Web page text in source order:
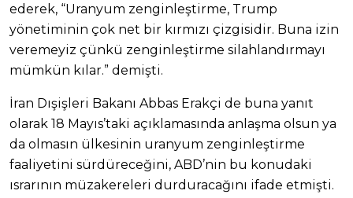
ederek, “Uranyum zenginleştirme, Trump
yönetiminin çok net bir kırmızı çizgisidir. Buna izin
veremeyiz çünkü zenginleştirme silahlandırmayı
mümkün kılar.” demişti.
İran Dışişleri Bakanı Abbas Erakçi de buna yanıt
olarak 18 Mayıs’taki açıklamasında anlaşma olsun ya
da olmasın ülkesinin uranyum zenginleştirme
faaliyetini sürdüreceğini, ABD’nin bu konudaki
ısrarının müzakereleri durduracağını ifade etmişti.